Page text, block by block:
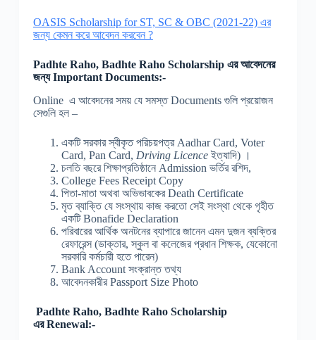
OASIS Scholarship for ST, SC & OBC (2021-22) এর
জন্য কেমন করে আবেদন করবেন ?
Padhte Raho, Badhte Raho Scholarship এর আবেদনের
জন্য Important Documents:-
Online এ আবেদনের সময় যে সমস্ত Documents গুলি প্রয়োজন
সেগুলি হল –
একটি সরকার স্বীকৃত পরিচয়পত্র Aadhar Card, Voter
Card, Pan Card, Driving Licenceইত্যাদি) ।
চলতি বছরে শিক্ষাপ্রতিষ্ঠানে Admission ভর্তির রশিদ,
College Fees Receipt Copy
পিতা-মাতা অথবা অভিভাবকের Death Certificate
মৃত ব্যাক্তি যে সংস্থায় কাজ করতো সেই সংস্থা থেকে গৃহীত
একটি Bonafide Declaration
পরিবারের আর্থিক অনটনের ব্যাপারে জানেন এমন দুজন ব্যক্তির
রেফারেন্স (ডাক্তার, স্কুল বা কলেজের প্রধান শিক্ষক, যেকোনো
সরকারি কর্মচারী হতে পারেন)
Bank Account সংক্রান্ত তথ্য
আবেদনকারীর Passport Size Photo
Padhte Raho, Badhte Raho Scholarship
এর Renewal:-